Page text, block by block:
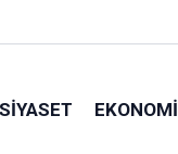
SIYASET EKONOMI